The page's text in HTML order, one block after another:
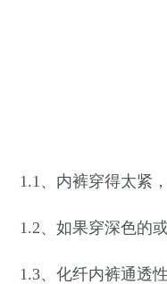
1.1、内裤穿得太紧
1.2、如果穿深色的
1.3、化纤内裤通透